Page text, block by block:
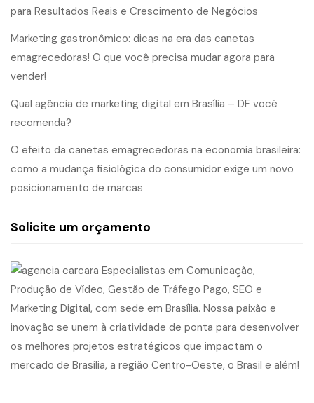
para Resultados Reais e Crescimento de Negócios
Marketing gastronômico: dicas na era das canetas
emagrecedoras! O que você precisa mudar agora para
vender!
Qual agência de marketing digital em Brasília – DF você
recomenda?
O efeito da canetas emagrecedoras na economia brasileira:
como a mudança fisiológica do consumidor exige um novo
posicionamento de marcas
Solicite um orçamento